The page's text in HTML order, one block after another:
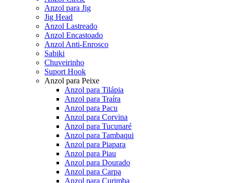
Anzol para Jig
Jig Head
Anzol Lastreado
Anzol Encastoado
Anzol Anti-Enrosco
Sabiki
Chuveirinho
Suport Hook
Anzol para Peixe
Anzol para Tilápia
Anzol para Traíra
Anzol para Pacu
Anzol para Corvina
Anzol para Tucunaré
Anzol para Tambaqui
Anzol para Piapara
Anzol para Piau
Anzol para Dourado
Anzol para Carpa
Anzol para Curimba